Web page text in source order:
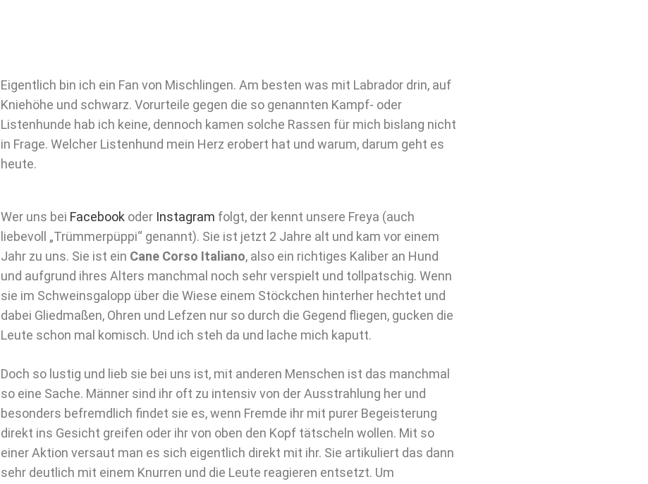
Eigentlich bin ich ein Fan von Mischlingen. Am besten was mit Labrador drin, auf
Kniehöhe und schwarz. Vorurteile gegen die so genannten Kampf- oder
Listenhunde hab ich keine, dennoch kamen solche Rassen für mich bislang nicht
in Frage. Welcher Listenhund mein Herz erobert hat und warum, darum geht es
heute.
Wer uns bei Facebook oder Instagram folgt, der kennt unsere Freya (auch
liebevoll „Trümmerpüppi“ genannt). Sie ist jetzt 2 Jahre alt und kam vor einem
Jahr zu uns. Sie ist ein Cane Corso Italiano, also ein richtiges Kaliber an Hund
und aufgrund ihres Alters manchmal noch sehr verspielt und tollpatschig. Wenn
sie im Schweinsgalopp über die Wiese einem Stöckchen hinterher hechtet und
dabei Gliedmaßen, Ohren und Lefzen nur so durch die Gegend fliegen, gucken die
Leute schon mal komisch. Und ich steh da und lache mich kaputt.
Doch so lustig und lieb sie bei uns ist, mit anderen Menschen ist das manchmal
so eine Sache. Männer sind ihr oft zu intensiv von der Ausstrahlung her und
besonders befremdlich findet sie es, wenn Fremde ihr mit purer Begeisterung
direkt ins Gesicht greifen oder ihr von oben den Kopf tätscheln wollen. Mit so
einer Aktion versaut man es sich eigentlich direkt mit ihr. Sie artikuliert das dann
sehr deutlich mit einem Knurren und die Leute reagieren entsetzt. Um